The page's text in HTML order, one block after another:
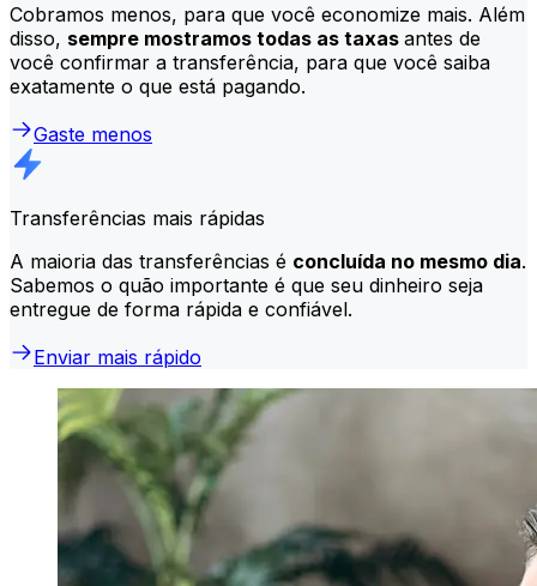
Cobramos menos, para que você economize mais. Além
disso, sempre mostramos todas as taxas antes de
você confirmar a transferência, para que você saiba
exatamente o que está pagando.
Gaste menos
Transferências mais rápidas
A maioria das transferências é concluída no mesmo dia.
Sabemos o quão importante é que seu dinheiro seja
entregue de forma rápida e confiável.
Enviar mais rápido